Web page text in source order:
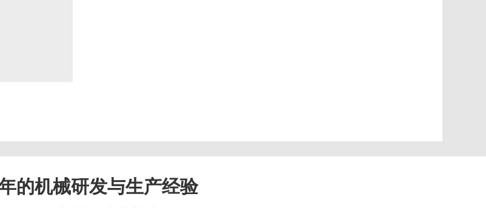
的机械研发与生产经验